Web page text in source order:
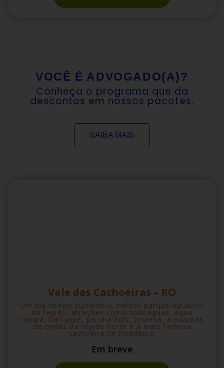
VOCÊ É ADVOGADO(A)?
Conheça o programa que da
descontos em nossos pacotes.
SAIBA MAIS
Vale das Cachoeiras – RO
Um dia inteiro curtindo o melhor parque aquático
da região, atrações como toboáguas, áqua
rampa, half-pipe, piscina kids, tirolesa, a piscinas
de ondas da região norte e a mais famosa
cachoeira de Rondônia.
Em breve